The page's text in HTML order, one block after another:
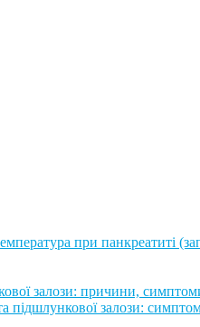
при панкреатиті
залози: причини,
підшлункової залози: